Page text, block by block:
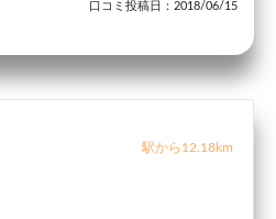
口コミ投稿日：2018/06/15
駅から12.18km